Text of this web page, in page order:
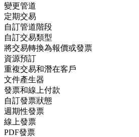
變更管道
定期交易
自訂管道階段
自訂交易類型
將交易轉換為報價或發票
資源預訂
重複交易和潛在客戶
文件產生器
發票和線上付款
自訂發票狀態
週期性發票
線上發票
PDF發票